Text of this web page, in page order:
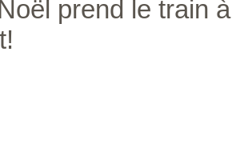
prend le train